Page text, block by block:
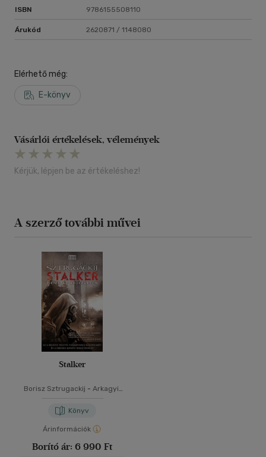
ISBN 9786155508110
Árukód 2620871 / 1148080
Elérhető még:
E-könyv
Vásárlói értékelések, vélemények
Kérjük, lépjen be az értékeléshez!
A szerző további művei
Stalker
Borisz Sztrugackij - Arkagyij
Könyv
Árinformációk
Borító ár: 6 990 Ft